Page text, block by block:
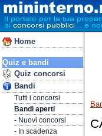
Home
Quiz e bandi
Quiz concorsi
Bandi
Tutti i concorsi
Bandi aperti
- Nuovi concorsi
- In scadenza